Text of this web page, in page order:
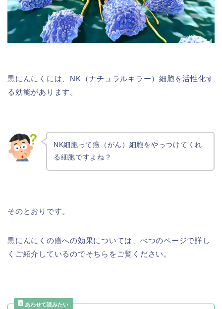
黒にんにくには、NK（ナチュラルキラー）細胞を活性化す
る効能があります。
NK細胞って癌（がん）細胞をやっつけてくれ
る細胞ですよね？
そのとおりです。
黒にんにくの癌への効果については、べつのページで詳し
くご紹介しているのでそちらをご覧ください。